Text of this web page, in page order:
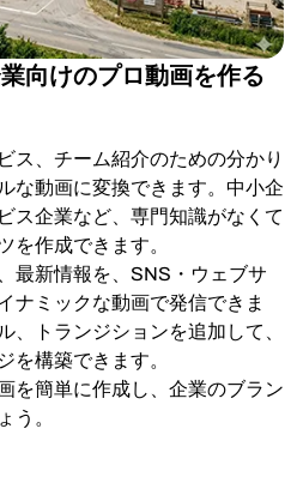
向けのプロ動画を作る
ス、チーム紹介のための分かり
な動画に変換できます。中小企
ス企業など、専門知識がなくて
を作成できます。
最新情報を、SNS・ウェブサ
ナミックな動画で発信できま
、トランジションを追加して、
を構築できます。
を簡単に作成し、企業のブラン
う。